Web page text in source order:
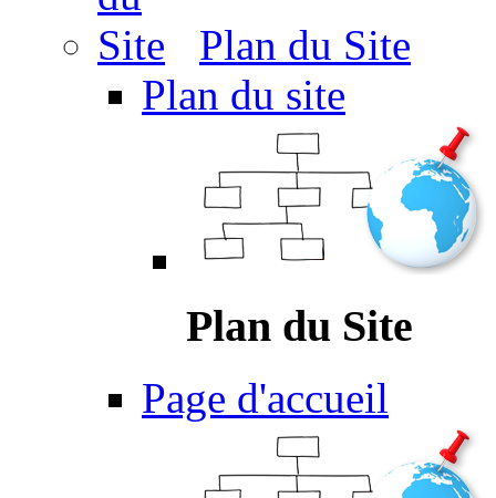
Plan du Site
Plan du site
Plan du Site
Page d'accueil